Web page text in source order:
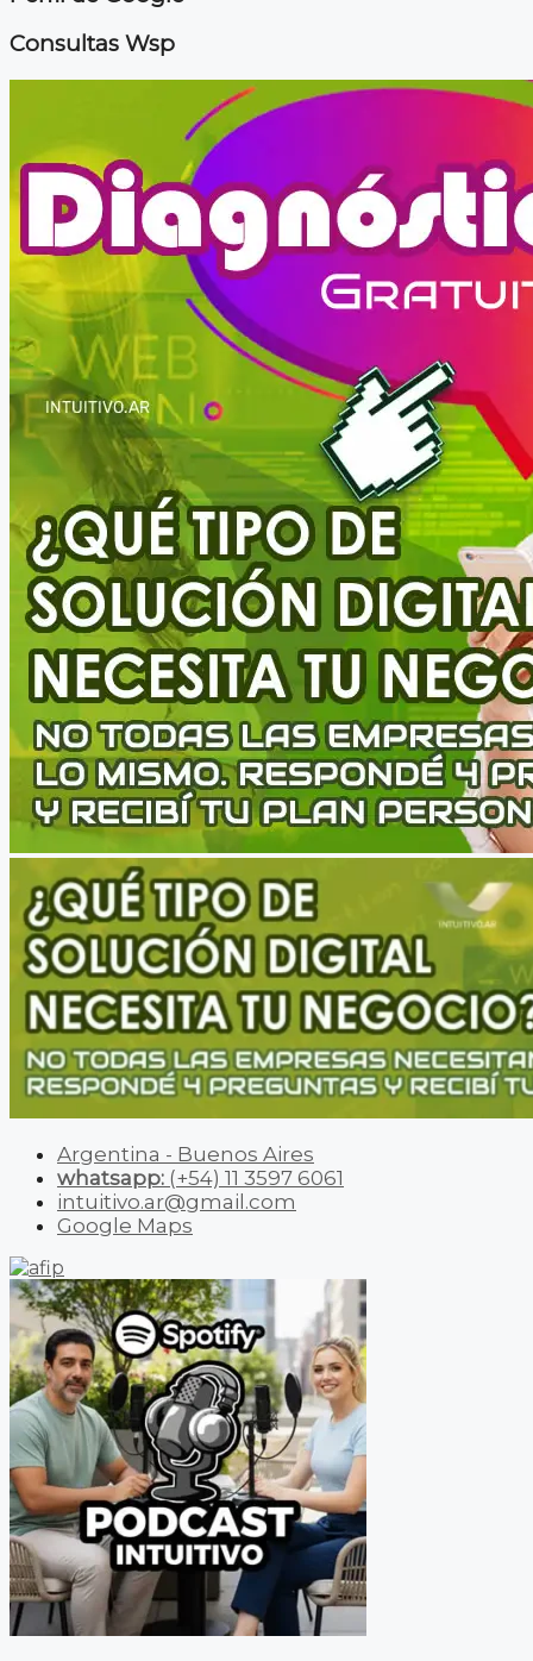
Consultas Wsp
Argentina - Buenos Aires
whatsapp: (+54) 11 3597 6061
intuitivo.ar@gmail.com
Google Maps